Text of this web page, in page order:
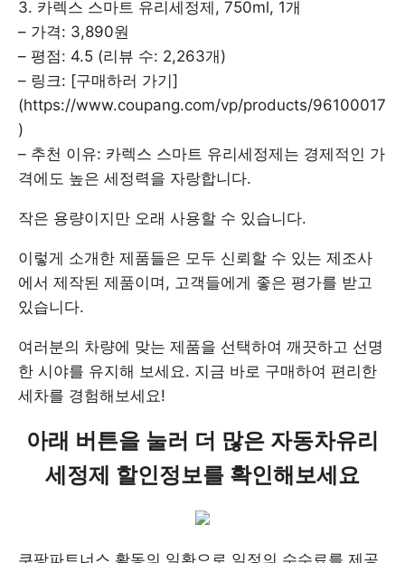
3. 카렉스 스마트 유리세정제, 750ml, 1개
– 가격: 3,890원
– 평점: 4.5 (리뷰 수: 2,263개)
– 링크: [구매하러 가기]
(https://www.coupang.com/vp/products/96100017
)
– 추천 이유: 카렉스 스마트 유리세정제는 경제적인 가
격에도 높은 세정력을 자랑합니다.
작은 용량이지만 오래 사용할 수 있습니다.
이렇게 소개한 제품들은 모두 신뢰할 수 있는 제조사
에서 제작된 제품이며, 고객들에게 좋은 평가를 받고
있습니다.
여러분의 차량에 맞는 제품을 선택하여 깨끗하고 선명
한 시야를 유지해 보세요. 지금 바로 구매하여 편리한
세차를 경험해보세요!
아래 버튼을 눌러 더 많은 자동차유리
세정제 할인정보를 확인해보세요
쿠팡파트너스 활동의 일환으로 일정의 수수료를 제공